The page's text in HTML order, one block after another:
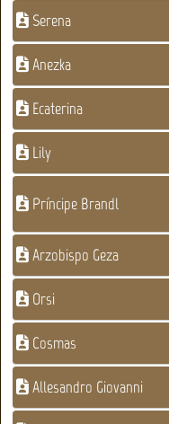
Serena
Anezka
Ecaterina
Lily
Príncipe Brandl
Arzobispo Geza
Orsi
Cosmas
Allesandro Giovanni